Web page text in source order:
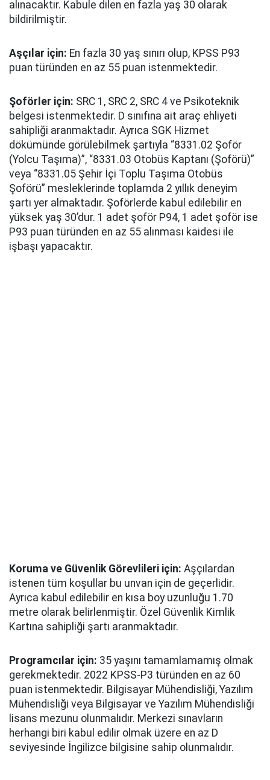
alınacaktır. Kabule dilen en fazla yaş 30 olarak
bildirilmiştir.
Aşçılar için: En fazla 30 yaş sınırı olup, KPSS P93
puan türünden en az 55 puan istenmektedir.
Şoförler için: SRC 1, SRC 2, SRC 4 ve Psikoteknik
belgesi istenmektedir. D sınıfına ait araç ehliyeti
sahipliği aranmaktadır. Ayrıca SGK Hizmet
dökümünde görülebilmek şartıyla “8331.02 Şoför
(Yolcu Taşıma)”, “8331.03 Otobüs Kaptanı (Şoförü)”
veya “8331.05 Şehir İçi Toplu Taşıma Otobüs
Şoförü” mesleklerinde toplamda 2 yıllık deneyim
şartı yer almaktadır. Şoförlerde kabul edilebilir en
yüksek yaş 30’dur. 1 adet şoför P94, 1 adet şoför ise
P93 puan türünden en az 55 alınması kaidesi ile
işbaşı yapacaktır.
Koruma ve Güvenlik Görevlileri için: Aşçılardan
istenen tüm koşullar bu unvan için de geçerlidir.
Ayrıca kabul edilebilir en kısa boy uzunluğu 1.70
metre olarak belirlenmiştir. Özel Güvenlik Kimlik
Kartına sahipliği şartı aranmaktadır.
Programcılar için: 35 yaşını tamamlamamış olmak
gerekmektedir. 2022 KPSS-P3 türünden en az 60
puan istenmektedir. Bilgisayar Mühendisliği, Yazılım
Mühendisliği veya Bilgisayar ve Yazılım Mühendisliği
lisans mezunu olunmalıdır. Merkezi sınavların
herhangi biri kabul edilir olmak üzere en az D
seviyesinde İngilizce bilgisine sahip olunmalıdır.